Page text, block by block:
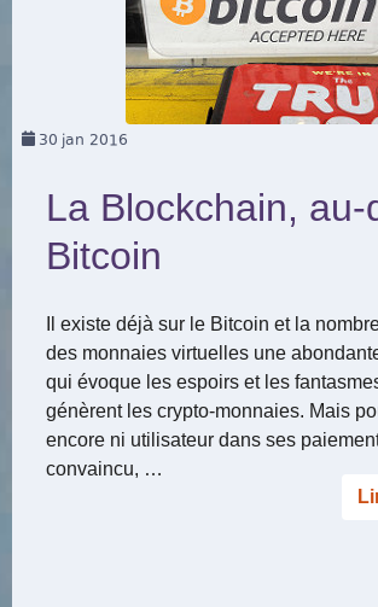
30 jan 2016
La Blockchain, au-
Bitcoin
Il existe déjà sur le Bitcoin et la
des monnaies virtuelles une
qui évoque les espoirs et les
génèrent les crypto-monnaies. Mais
encore ni utilisateur dans ses
convaincu, …